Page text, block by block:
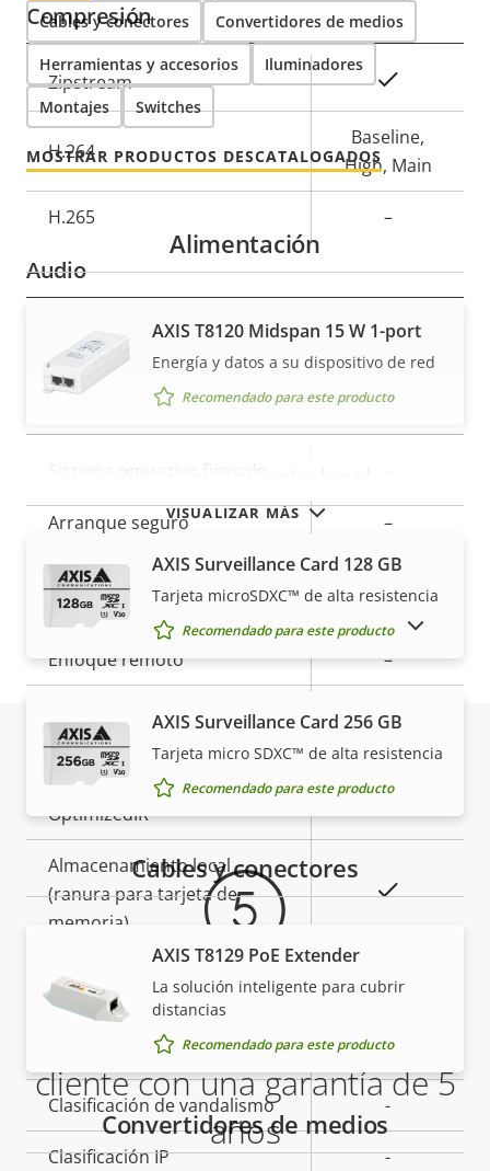
Compresión
Descripción
de
Valor de
la
Zipstream
H.264
Baseline,
High, Main
H.265 –
Audio
Descripción
de
propiedad
Valor de
la
propiedad
Compatibilidad de audio –
de
propiedad
la
Arranque seguro –
General
Descripción
de
propiedad
Valor de
la
propiedad
Enfoque remoto –
Zoom remoto –
Infrarrojos integrados –
OptimizedIR –
Almacenamiento local
(ranura para tarjeta de
memoria)
Sí
Temperatura de
funcionamiento
0 to 40 °C
Preparada para exterior –
Clasificación de vandalismo -
Clasificación IP -
Cables y conectores Convertidores de medios
Herramientas y accesorios Iluminadores
Montajes Switches
MOSTRAR PRODUCTOS DESCATALOGADOS
VISUALIZAR MÁS
Alimentación
AXIS T8120 Midspan 15 W 1-port
Energía y datos a su dispositivo de red
Recomendado para este producto
AXIS Surveillance Card 128 GB
Tarjeta microSDXC™ de alta resistencia
Recomendado para este producto
AXIS Surveillance Card 256 GB
Tarjeta micro SDXC™ de alta resistencia
Recomendado para este producto
Cables y conectores
AXIS T8129 PoE Extender
La solución inteligente para cubrir
distancias
Recomendado para este producto
Convertidores de medios
MOSTRAR PRODUCTOS DESCATALOGADOS
Garantía
Más tranquilidad para el
cliente con una garantía de 5
años